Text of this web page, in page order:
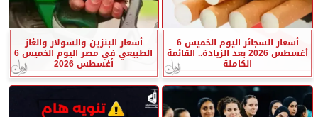
أسعار السجائر اليوم الخميس 6
أغسطس 2026 بعد الزيادة.. القائمة
الكاملة
أسعار البنزين والسولار والغاز
الطبيعي في مصر اليوم الخميس 6
أغسطس 2026